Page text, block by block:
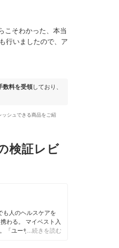
こそわかった、本当
行いましたので、ア
数料を受領しており、
シュできる商品をご紹
検証レビ
も人のヘルスケアを
わる。 マイベスト入
「ユーザーが知りた
…続きを読む